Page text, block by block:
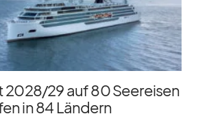
2028/​29 auf 80 Seereisen
in 84 Ländern